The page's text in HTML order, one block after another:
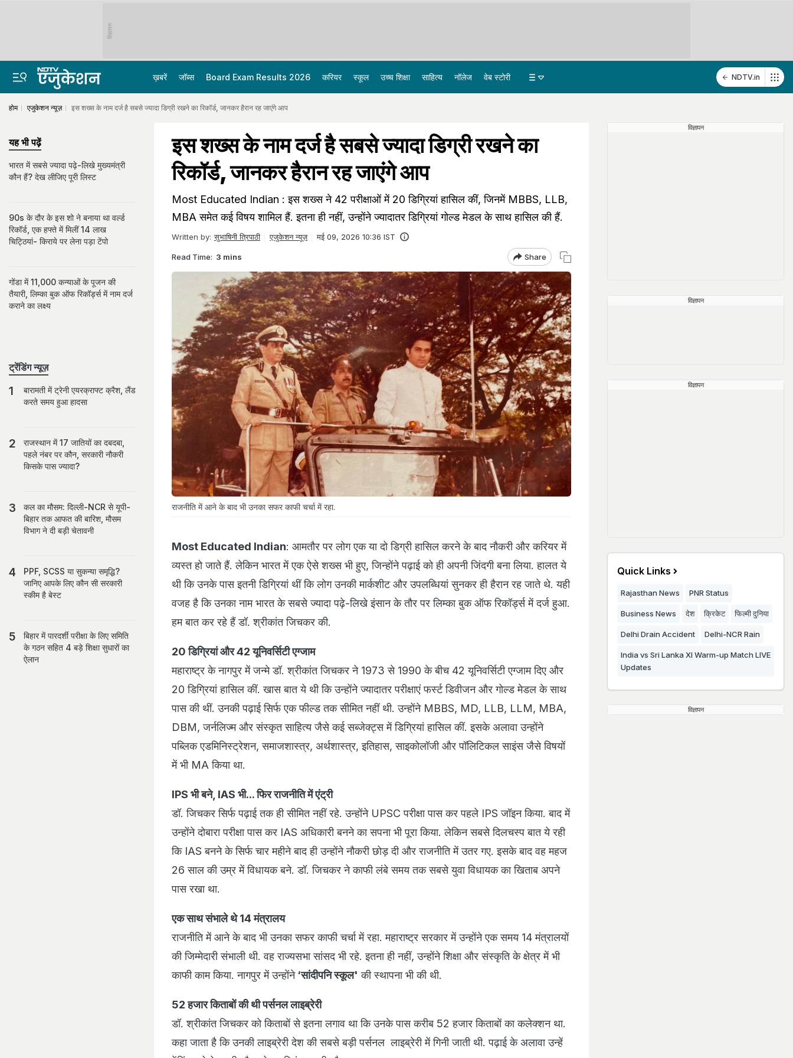
विज्ञापन
ख़बरें जॉब्स Board Exam Results 2026 करियर स्कूल उच्च शिक्षा साहित्य नॉलेज वेब स्टोरी NDTV.in
होम एजुकेशन न्यूज़ इस शख्स के नाम दर्ज है सबसे ज्यादा डिग्री रखने का रिकॉर्ड, जानकर हैरान रह जाएंगे आप
इस शख्स के नाम दर्ज है सबसे ज्यादा डिग्री रखने का
रिकॉर्ड, जानकर हैरान रह जाएंगे आप
Most Educated Indian : इस शख्स ने 42 परीक्षाओं में 20 डिग्रियां हासिल कीं, जिनमें MBBS, LLB,
MBA समेत कई विषय शामिल हैं. इतना ही नहीं, उन्होंने ज्यादातर डिग्रियां गोल्ड मेडल के साथ हासिल की हैं.
Written by: सुभाषिनी त्रिपाठी एजुकेशन न्यूज़ मई 09, 2026 10:36 IST
Read Time: 3 mins Share
राजनीति में आने के बाद भी उनका सफर काफी चर्चा में रहा.
Most Educated Indian: आमतौर पर लोग एक या दो डिग्री हासिल करने के बाद नौकरी और करियर में
व्यस्त हो जाते हैं. लेकिन भारत में एक ऐसे शख्स भी हुए, जिन्होंने पढ़ाई को ही अपनी जिंदगी बना लिया. हालत ये
थी कि उनके पास इतनी डिग्रियां थीं कि लोग उनकी मार्कशीट और उपलब्धियां सुनकर ही हैरान रह जाते थे. यही
वजह है कि उनका नाम भारत के सबसे ज्यादा पढ़े-लिखे इंसान के तौर पर लिम्का बुक ऑफ रिकॉर्ड्स में दर्ज हुआ.
हम बात कर रहे हैं डॉ. श्रीकांत जिचकर की.
20 डिग्रियां और 42 यूनिवर्सिटी एग्जाम
महाराष्ट्र के नागपुर में जन्मे डॉ. श्रीकांत जिचकर ने 1973 से 1990 के बीच 42 यूनिवर्सिटी एग्जाम दिए और
20 डिग्रियां हासिल कीं. खास बात ये थी कि उन्होंने ज्यादातर परीक्षाएं फर्स्ट डिवीजन और गोल्ड मेडल के साथ
पास की थीं. उनकी पढ़ाई सिर्फ एक फील्ड तक सीमित नहीं थी. उन्होंने MBBS, MD, LLB, LLM, MBA,
DBM, जर्नलिज्म और संस्कृत साहित्य जैसे कई सब्जेक्ट्स में डिग्रियां हासिल कीं. इसके अलावा उन्होंने
पब्लिक एडमिनिस्ट्रेशन, समाजशास्त्र, अर्थशास्त्र, इतिहास, साइकोलॉजी और पॉलिटिकल साइंस जैसे विषयों
में भी MA किया था.
IPS भी बने, IAS भी... फिर राजनीति में एंट्री
डॉ. जिचकर सिर्फ पढ़ाई तक ही सीमित नहीं रहे. उन्होंने UPSC परीक्षा पास कर पहले IPS जॉइन किया. बाद में
उन्होंने दोबारा परीक्षा पास कर IAS अधिकारी बनने का सपना भी पूरा किया. लेकिन सबसे दिलचस्प बात ये रही
कि IAS बनने के सिर्फ चार महीने बाद ही उन्होंने नौकरी छोड़ दी और राजनीति में उतर गए. इसके बाद वह महज
26 साल की उम्र में विधायक बने. डॉ. जिचकर ने काफी लंबे समय तक सबसे युवा विधायक का खिताब अपने
पास रखा था.
एक साथ संभाले थे 14 मंत्रालय
राजनीति में आने के बाद भी उनका सफर काफी चर्चा में रहा. महाराष्ट्र सरकार में उन्होंने एक समय 14 मंत्रालयों
की जिम्मेदारी संभाली थी. वह राज्यसभा सांसद भी रहे. इतना ही नहीं, उन्होंने शिक्षा और संस्कृति के क्षेत्र में भी
काफी काम किया. नागपुर में उन्होंने‘सांदीपनि स्कूल' की स्थापना भी की थी.
52 हजार किताबों की थी पर्सनल लाइब्रेरी
डॉ. श्रीकांत जिचकर को किताबों से इतना लगाव था कि उनके पास करीब 52 हजार किताबों का कलेक्शन था.
कहा जाता है कि उनकी लाइब्रेरी देश की सबसे बड़ी पर्सनल लाइब्रेरी में गिनी जाती थी. पढ़ाई के अलावा उन्हें
यह भी पढ़ें
भारत में सबसे ज्यादा पढ़े-लिखे मुख्यमंत्री
कौन हैं? देख लीजिए पूरी लिस्ट
90s के दौर के इस शो ने बनाया था वर्ल्ड
रिकॉर्ड, एक हफ्ते में मिलीं 14 लाख
चिट्ठियां- किराये पर लेना पड़ा टेंपो
गोंडा में 11,000 कन्याओं के पूजन की
तैयारी, लिम्का बुक ऑफ रिकॉर्ड्स में नाम दर्ज
कराने का लक्ष्य
ट्रेंडिंग न्यूज़
बारामती में ट्रेनी एयरक्राफ्ट क्रैश, लैंड
करते समय हुआ हादसा
राजस्थान में 17 जातियों का दबदबा,
पहले नंबर पर कौन, सरकारी नौकरी
किसके पास ज्यादा?
कल का मौसम: दिल्ली-NCR से यूपी-
बिहार तक आफत की बारिश, मौसम
विभाग ने दी बड़ी चेतावनी
PPF, SCSS या सुकन्या समृद्धि?
जानिए आपके लिए कौन सी सरकारी
स्कीम है बेस्ट
बिहार में पारदर्शी परीक्षा के लिए समिति
के गठन सहित 4 बड़े शिक्षा सुधारों का
ऐलान
विज्ञापन
विज्ञापन
विज्ञापन
Quick Links
Rajasthan News PNR Status
Business News देश क्रिकेट फिल्मी दुनिया
Delhi Drain Accident Delhi-NCR Rain
India vs Sri Lanka XI Warm-up Match LIVE
Updates
विज्ञापन